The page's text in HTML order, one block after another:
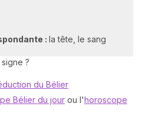
: la tête, le sang
?
du Bélier
Bélier du jour ou l'horoscope